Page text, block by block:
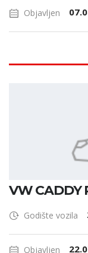
Objavljen
VW CADDY
Godište vozila
Objavljen